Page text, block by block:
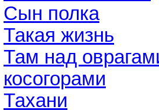
Сын полка
Такая жизнь
Там над
косогорами
Тахани